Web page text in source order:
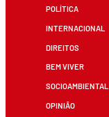
POLÍTICA
INTERNACIONAL
DIREITOS
BEM VIVER
SOCIOAMBIENTAL
OPINIÃO